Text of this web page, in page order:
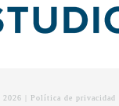
2026 | Política de privacidad